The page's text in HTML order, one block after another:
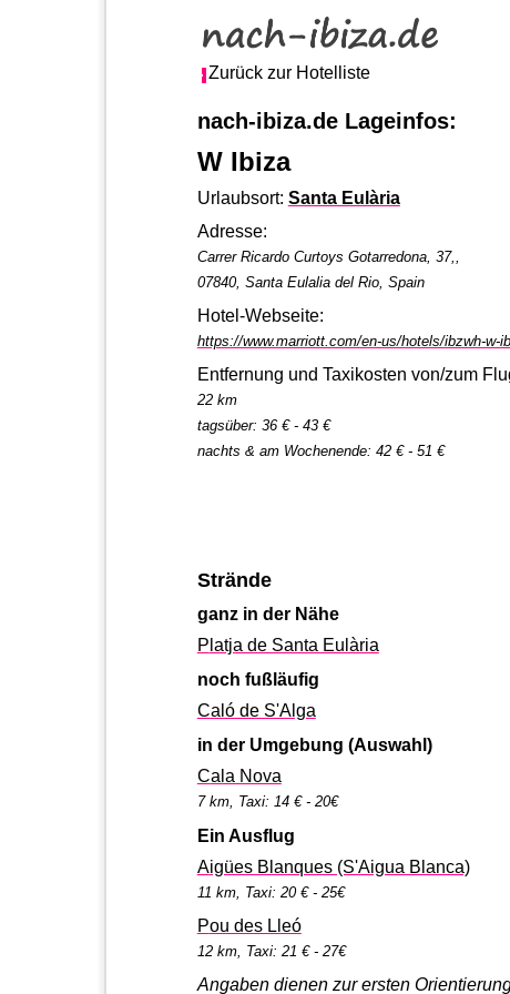
Zurück zur Hotelliste
nach-ibiza.de Lageinfos:
W Ibiza
Urlaubsort: Santa Eulària
Adresse:
Carrer Ricardo Curtoys Gotarredona, 37,,
07840, Santa Eulalia del Rio, Spain
Hotel-Webseite:
https://www.marriott.com/en-us/hotels/ibzwh-w-
Entfernung und Taxikosten von/zum
22 km
tagsüber: 36 € - 43 €
nachts & am Wochenende: 42 € - 51 €
Strände
ganz in der Nähe
Platja de Santa Eulària
noch fußläufig
Caló de S'Alga
in der Umgebung (Auswahl)
Cala Nova
7 km, Taxi: 14 € - 20€
Ein Ausflug
Aigües Blanques (S'Aigua Blanca)
11 km, Taxi: 20 € - 25€
Pou des Lleó
12 km, Taxi: 21 € - 27€
Angaben dienen zur ersten Orientierung und sind ohne Gewähr auf Richtigkeit. Wesentliche Informationen vor Buchung beim